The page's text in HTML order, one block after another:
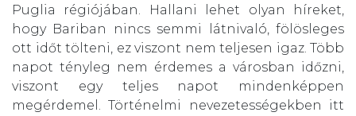
Puglia régiójában. Hallani lehet olyan híreket,
hogy Bariban nincs semmi látnivaló, fölösleges
ott időt tölteni, ez viszont nem teljesen igaz. Több
napot tényleg nem érdemes a városban időzni,
viszont egy teljes napot mindenképpen
megérdemel. Történelmi nevezetességekben itt